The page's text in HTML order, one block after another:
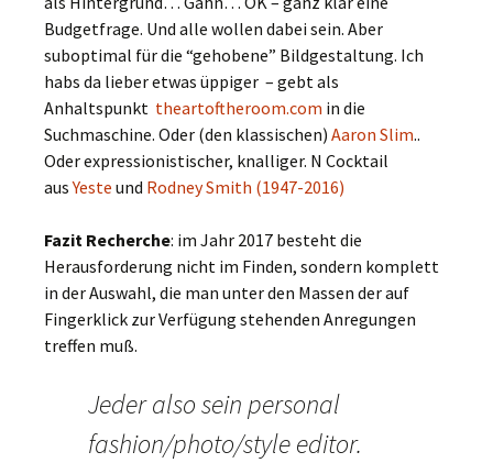
Budgetfrage. Und alle wollen dabei sein. Aber
suboptimal für die “gehobene” Bildgestaltung. Ich
habs da lieber etwas üppiger – gebt als
Anhaltspunkt theartoftheroom.com in die
Suchmaschine. Oder (den klassischen) Aaron Slim..
Oder expressionistischer, knalliger. N Cocktail
ausYeste und Rodney Smith (1947-2016)
Fazit Recherche: im Jahr 2017 besteht die
Herausforderung nicht im Finden, sondern komplett
in der Auswahl, die man unter den Massen der auf
Fingerklick zur Verfügung stehenden Anregungen
treffen muß.
Jeder also sein personal
fashion/photo/style editor.